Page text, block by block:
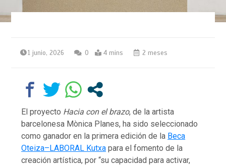
1 junio, 2026 0 4 mins 2 meses
El proyecto Hacia con el brazo, de la artista
barcelonesa Mònica Planes, ha sido seleccionado
como ganador en la primera edición de la Beca
Oteiza–LABORAL Kutxa para el fomento de la
creación artística, por “su capacidad para activar,